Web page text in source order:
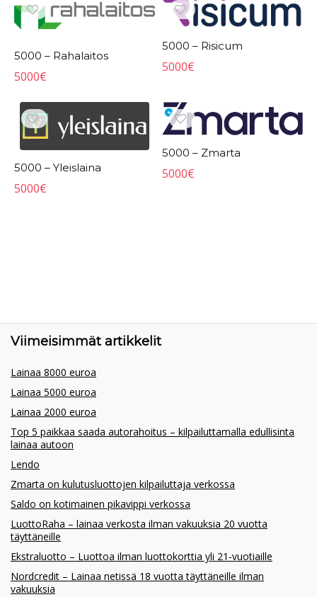
5000 – Rahalaitos
5000€
5000 – Risicum
5000€
5000 – Yleislaina
5000€
5000 – Zmarta
5000€
Viimeisimmät artikkelit
Lainaa 8000 euroa
Lainaa 5000 euroa
Lainaa 2000 euroa
Top 5 paikkaa saada autorahoitus – kilpailuttamalla edullisinta
lainaa autoon
Lendo
Zmarta on kulutusluottojen kilpailuttaja verkossa
Saldo on kotimainen pikavippi verkossa
LuottoRaha – lainaa verkosta ilman vakuuksia 20 vuotta
täyttäneille
Ekstraluotto – Luottoa ilman luottokorttia yli 21-vuotiaille
Nordcredit – Lainaa netissä 18 vuotta täyttäneille ilman
vakuuksia